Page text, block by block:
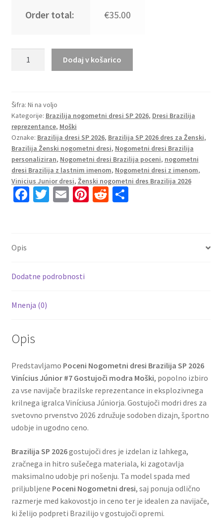
Order total: €35.00
SP
2026
Vinicius
Junior
#7
Gostujoči
modra
Moški
količina
Dodaj v košarico
Šifra: Ni na voljo
Kategorije: Brazilija nogometni dresi SP 2026, Dresi Brazilija
reprezentance, Moški
Oznake: Brazilija dresi SP 2026, Brazilija SP 2026 dres za Ženski,
Brazilija Ženski nogometni dresi, Nogometni dresi Brazilija
personaliziran, Nogometni dresi Brazilija poceni, nogometni
dresi Brazilija z lastnim imenom, Nogometni dresi z imenom,
Vinicius Junior dresi, Ženski nogometni dres Brazilija 2026
Fa
k
T E Pi R S
Opis
Dodatne podrobnosti
Mnenja (0)
Opis
Predstavljamo Poceni Nogometni dresi Brazilija SP 2026
Vinícius Júnior #7 Gostujoči modra Moški, popolno izbiro
za vse navijače brazilske reprezentance in eksplozivnega
krilnega igralca Viníciusa Júniorja. Gostujoči modri dres za
svetovno prvenstvo 2026 združuje sodoben dizajn, športno
udobje in ugodno ceno.
Brazilija SP 2026gostujoči dres je izdelan iz lahkega,
zračnega in hitro sušečega materiala, ki zagotavlja
maksimalno udobje pri nošenju. Ta model spada med
priljubljene Poceni Nogometni dresi, saj ponuja odlično
razmerje med kakovostjo in ceno ter je idealen za navijače,
ki želijo podpreti Brazilijo v gostujoči opremi.